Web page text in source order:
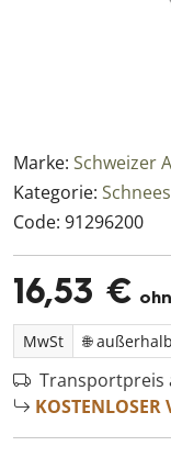
Marke: Schweizer
Kategorie:
Code: 91296200
16,53 €
MwSt
Transportpreis
KOSTENLOSER